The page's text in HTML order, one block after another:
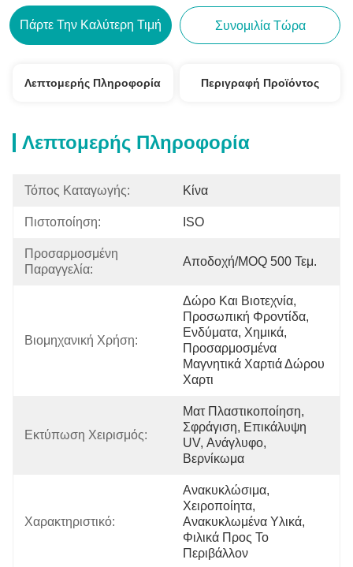
Πάρτε Την Καλύτερη Τιμή Συνομιλία Τώρα
Λεπτομερής Πληροφορία Περιγραφή Προϊόντος
Λεπτομερής Πληροφορία
Τόπος Καταγωγής: Κίνα
Πιστοποίηση: ISO
Προσαρμοσμένη
Παραγγελία:
Αποδοχή/MOQ 500 Τεμ.
Βιομηχανική Χρήση:
Δώρο Και Βιοτεχνία,
Προσωπική Φροντίδα,
Ενδύματα, Χημικά,
Προσαρμοσμένα
Μαγνητικά Χαρτιά Δώρου
Χαρτι
Εκτύπωση Χειρισμός:
Ματ Πλαστικοποίηση,
Σφράγιση, Επικάλυψη
UV, Ανάγλυφο,
Βερνίκωμα
Χαρακτηριστικό:
Ανακυκλώσιμα,
Χειροποίητα,
Ανακυκλωμένα Υλικά,
Φιλικά Προς Το
Περιβάλλον